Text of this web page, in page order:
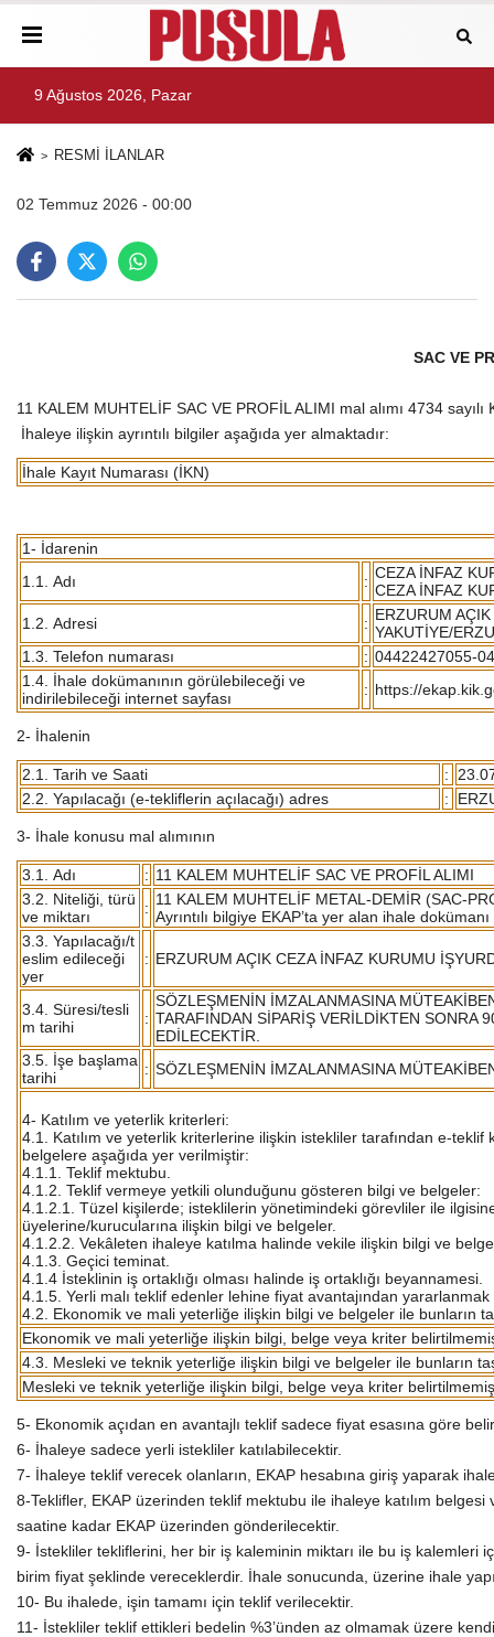
9 Ağustos 2026, Pazar
RESMİ İLANLAR
02 Temmuz 2026 - 00:00
SAC VE
11 KALEM MUHTELİF SAC VE PROFİL ALIMI mal alımı 4734
İhaleye ilişkin ayrıntılı bilgiler aşağıda yer almaktadır:
İhale Kayıt Numarası (İKN)
1- İdarenin
1.1. Adı
: CEZA İNFAZ
CEZA İNFAZ
1.2. Adresi
: ERZURUM
YAKUTİYE/
1.3. Telefon numarası
: 04422427055-
1.4. İhale dokümanının görülebileceği ve
indirilebileceği internet sayfası
: https://
2- İhalenin
2.1. Tarih ve Saati :
2.2. Yapılacağı (e-tekliflerin açılacağı) adres
:
3- İhale konusu mal alımının
3.1. Adı : 11 KALEM MUHTELİF SAC VE PROFİL ALIMI
3.2. Niteliği, türü
ve miktarı
: 11 KALEM MUHTELİF METAL-DEMİR (SAC-
Ayrıntılı bilgiye EKAP’ta yer alan ihale
3.3. Yapılacağı/t
eslim edileceği
yer
: ERZURUM AÇIK CEZA İNFAZ KURUMU
3.4. Süresi/tesli
m tarihi
:
SÖZLEŞMENİN İMZALANMASINA
TARAFINDAN SİPARİŞ VERİLDİKTEN SONRA
EDİLECEKTİR.
3.5. İşe başlama
tarihi
: SÖZLEŞMENİN İMZALANMASINA
4- Katılım ve yeterlik kriterleri:
4.1. Katılım ve yeterlik kriterlerine ilişkin istekliler tarafından e-
belgelere aşağıda yer verilmiştir:
4.1.1. Teklif mektubu.
4.1.2. Teklif vermeye yetkili olunduğunu gösteren bilgi ve belgeler:
4.1.2.1. Tüzel kişilerde; isteklilerin yönetimindeki görevliler ile
üyelerine/kurucularına ilişkin bilgi ve belgeler.
4.1.2.2. Vekâleten ihaleye katılma halinde vekile ilişkin bilgi ve
4.1.3. Geçici teminat.
4.1.4 İsteklinin iş ortaklığı olması halinde iş ortaklığı beyannamesi.
4.1.5. Yerli malı teklif edenler lehine fiyat avantajından
4.2. Ekonomik ve mali yeterliğe ilişkin bilgi ve belgeler ile bunların
Ekonomik ve mali yeterliğe ilişkin bilgi, belge veya kriter
4.3. Mesleki ve teknik yeterliğe ilişkin bilgi ve belgeler ile bunların
Mesleki ve teknik yeterliğe ilişkin bilgi, belge veya kriter
5- Ekonomik açıdan en avantajlı teklif sadece fiyat esasına göre
6- İhaleye sadece yerli istekliler katılabilecektir.
7- İhaleye teklif verecek olanların, EKAP hesabına giriş yaparak
8-Teklifler, EKAP üzerinden teklif mektubu ile ihaleye katılım
saatine kadar EKAP üzerinden gönderilecektir.
9- İstekliler tekliflerini, her bir iş kaleminin miktarı ile bu iş kalemleri
birim fiyat şeklinde vereceklerdir. İhale sonucunda, üzerine ihale
10- Bu ihalede, işin tamamı için teklif verilecektir.
11- İstekliler teklif ettikleri bedelin %3’ünden az olmamak üzere